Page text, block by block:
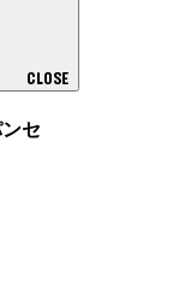
CLOSE
セ